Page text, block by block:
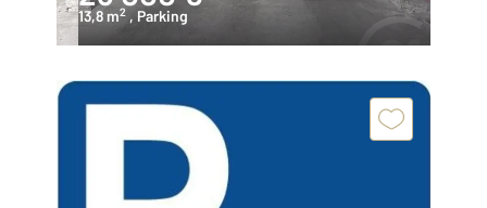
13,8 m2 , Parking